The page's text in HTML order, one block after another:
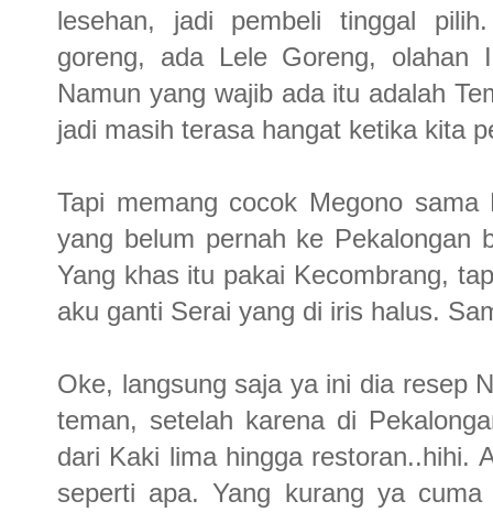
lesehan, jadi pembeli tinggal
goreng, ada Lele Goreng, olahan
Namun yang wajib ada itu adalah
jadi masih terasa hangat ketika kita
Tapi memang cocok Megono
yang belum pernah ke Pekalongan
Yang khas itu pakai Kecombrang,
aku ganti Serai yang di iris halus.
Oke, langsung saja ya ini dia resep
teman, setelah karena di
dari Kaki lima hingga restoran..hihi.
seperti apa. Yang kurang ya